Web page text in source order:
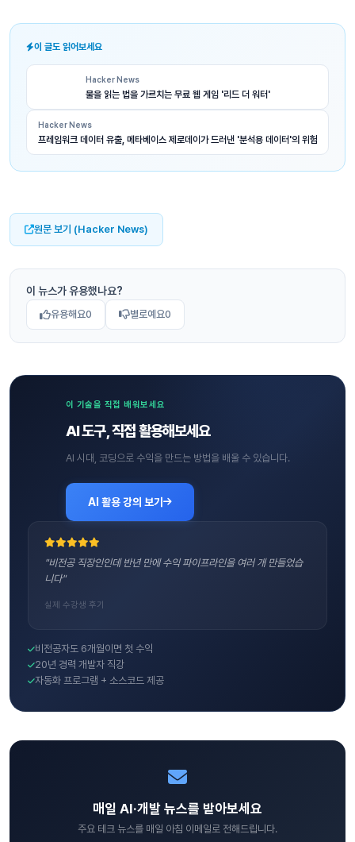
이 글도 읽어보세요
Hacker News
물을 읽는 법을 가르치는 무료 웹 게임 '리드 더 워터'
Hacker News
프레임워크 데이터 유출, 메타베이스 제로데이가 드러낸 '분석용 데이터'의 위험
원문 보기 (Hacker News)
이 뉴스가 유용했나요?
유용해요0 별로예요0
이 기술을 직접 배워보세요
AI 도구, 직접 활용해보세요
AI 시대, 코딩으로 수익을 만드는 방법을 배울 수 있습니다.
AI 활용 강의 보기
"비전공 직장인인데 반년 만에 수익 파이프라인을 여러 개 만들었습
니다"
실제 수강생 후기
비전공자도 6개월이면 첫 수익
20년 경력 개발자 직강
자동화 프로그램 + 소스코드 제공
매일 AI·개발 뉴스를 받아보세요
주요 테크 뉴스를 매일 아침 이메일로 전해드립니다.